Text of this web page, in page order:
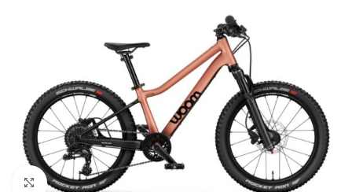
Klick zum Vergrößern